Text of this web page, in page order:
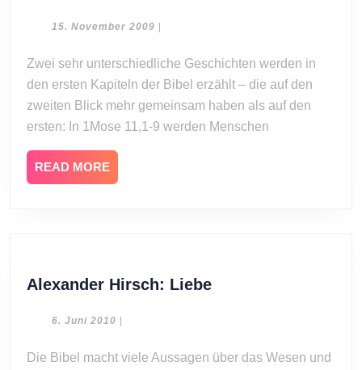
Weltmacht
Himmelreich
15. November 2009 15.
|
Zwei sehr unterschiedliche Geschichten werden in
den ersten Kapiteln der Bibel erzählt – die auf den
zweiten Blick mehr gemeinsam haben als auf den
ersten: In 1Mose 11,1-9 werden Menschen
READ MORE
MORE
Alexander Hirsch: LiebeAlexander
6. Juni 2010 6.|
Die Bibel macht viele Aussagen über das Wesen und